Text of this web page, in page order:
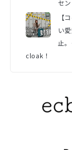
セ
【
い
止
cloak！